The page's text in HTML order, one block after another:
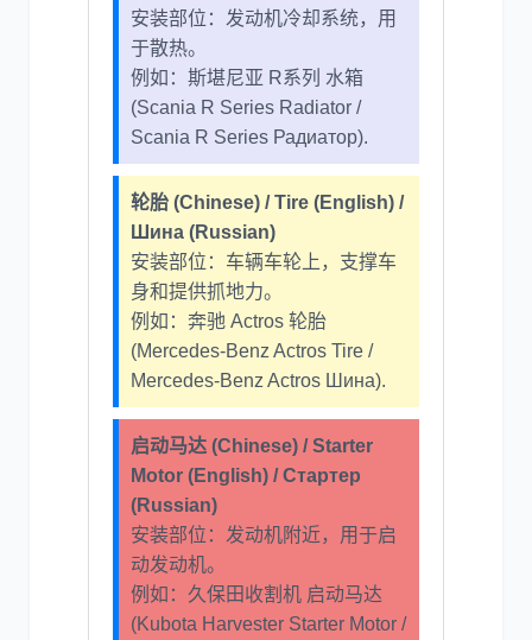
安装部位：发动机冷却系统，用
于散热。
例如：斯堪尼亚 R系列 水箱
(Scania R Series Radiator /
Scania R Series Радиатор).
轮胎 (Chinese) / Tire (English) /
Шина (Russian)
安装部位：车辆车轮上，支撑车
身和提供抓地力。
例如：奔驰 Actros 轮胎
(Mercedes-Benz Actros Tire /
Mercedes-Benz Actros Шина).
启动马达 (Chinese) / Starter
Motor (English) / Стартер
(Russian)
安装部位：发动机附近，用于启
动发动机。
例如：久保田收割机 启动马达
(Kubota Harvester Starter Motor /